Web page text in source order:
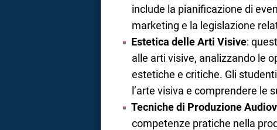
include la pianificazione di
marketing e la legislazione
Estetica delle Arti Visive:
alle arti visive, analizzando le
estetiche e critiche. Gli
l’arte visiva e comprendere le
Tecniche di Produzione
competenze pratiche nella